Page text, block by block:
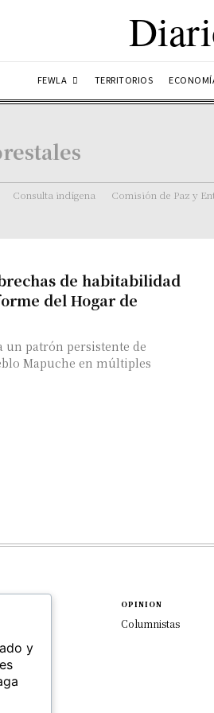
FEWLA TERRITORIOS
Consulta indígena Comisión de Paz y
de habitabilidad
del Hogar de
patrón persistente de
Mapuche en múltiples
OPINION
Columnistas
y